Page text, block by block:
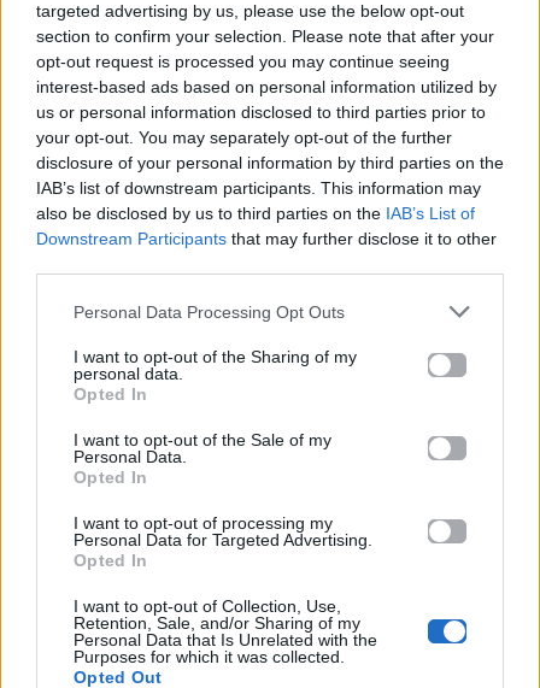
targeted advertising by us, please use the below opt-out
section to confirm your selection. Please note that after your
opt-out request is processed you may continue seeing
interest-based ads based on personal information utilized by
us or personal information disclosed to third parties prior to
your opt-out. You may separately opt-out of the further
disclosure of your personal information by third parties on the
IAB’s list of downstream participants. This information may
also be disclosed by us to third parties on the IAB’s List of
Downstream Participants that may further disclose it to other
Personal Data Processing Opt Outs
I want to opt-out of the Sharing of my
personal data.
Opted In
I want to opt-out of the Sale of my
Personal Data.
Opted In
I want to opt-out of processing my
Personal Data for Targeted Advertising.
Opted In
I want to opt-out of Collection, Use,
Retention, Sale, and/or Sharing of my
Personal Data that Is Unrelated with the
Purposes for which it was collected.
Opted Out
προσωπικό
χειρόγραφο
μήνυμα που
συγκίνησε
29.04.2026
A$AP Rrocky: Η
viral στιγμή στο
Chanel show με τις
ατάκες που κανείς
δεν περίμενε
29.04.2026
Βιογραφικά
Καλλιτεχνών
δισκογραφία, πορεία
μουσική σκηνή
Δες επίσης